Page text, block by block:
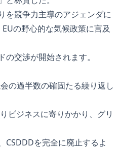
を競争力主導のアジェンダに
の野心的な気候政策に言及
交渉が開始されます。
の過半数の確固たる繰り返し
ビジネスに寄りかかり、グリ
CSDDDを完全に廃止するよ